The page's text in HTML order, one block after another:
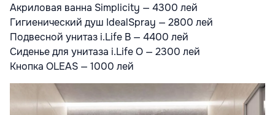
Акриловая ванна Simplicity — 4300 лей
Гигиенический душ IdealSpray — 2800 лей
Подвесной унитаз i.Life B — 4400 лей
Сиденье для унитаза i.Life O — 2300 лей
Кнопка OLEAS — 1000 лей